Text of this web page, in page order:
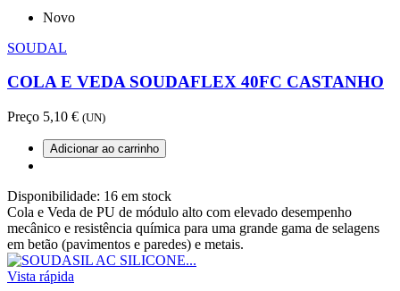
Novo
SOUDAL
COLA E VEDA SOUDAFLEX 40FC CASTANHO
Preço 5,10 € (UN)
Adicionar ao carrinho
Disponibilidade: 16 em stock
Cola e Veda de PU de módulo alto com elevado desempenho
mecânico e resistência química para uma grande gama de selagens
em betão (pavimentos e paredes) e metais.
Vista rápida